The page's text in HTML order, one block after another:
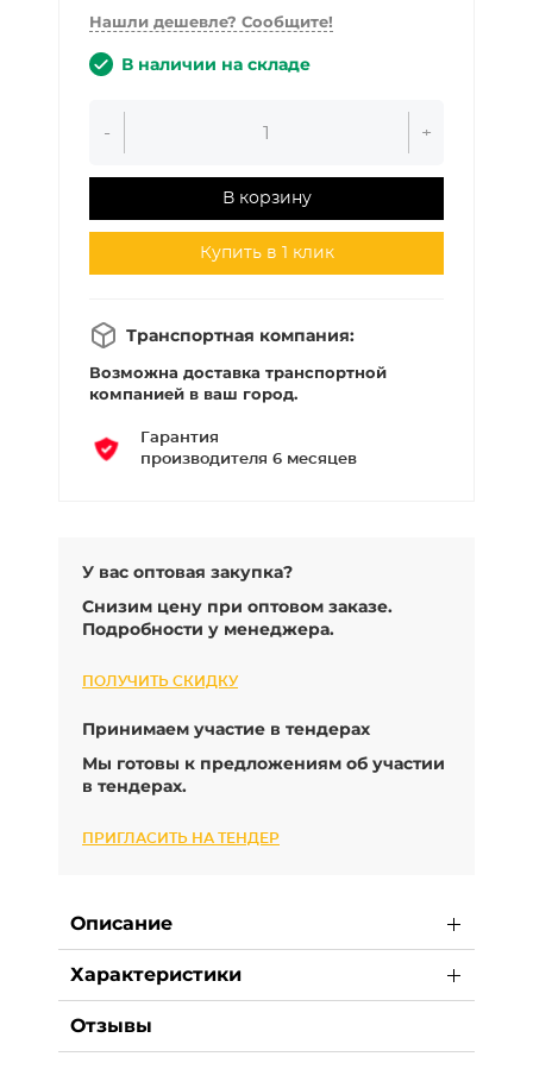
Нашли дешевле? Сообщите!
В наличии на складе
- +
В корзину
Купить в 1 клик
Транспортная компания:
Возможна доставка транспортной
компанией в ваш город.
Гарантия
производителя 6 месяцев
У вас оптовая закупка?
Снизим цену при оптовом заказе.
Подробности у менеджера.
ПОЛУЧИТЬ СКИДКУ
Принимаем участие в тендерах
Мы готовы к предложениям об участии
в тендерах.
ПРИГЛАСИТЬ НА ТЕНДЕР
Описание
Характеристики
Отзывы